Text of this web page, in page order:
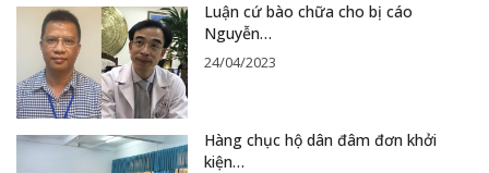
Luận cứ bào chữa cho bị cáo
Nguyễn…
24/04/2023
Hàng chục hộ dân đâm đơn khởi
kiện…